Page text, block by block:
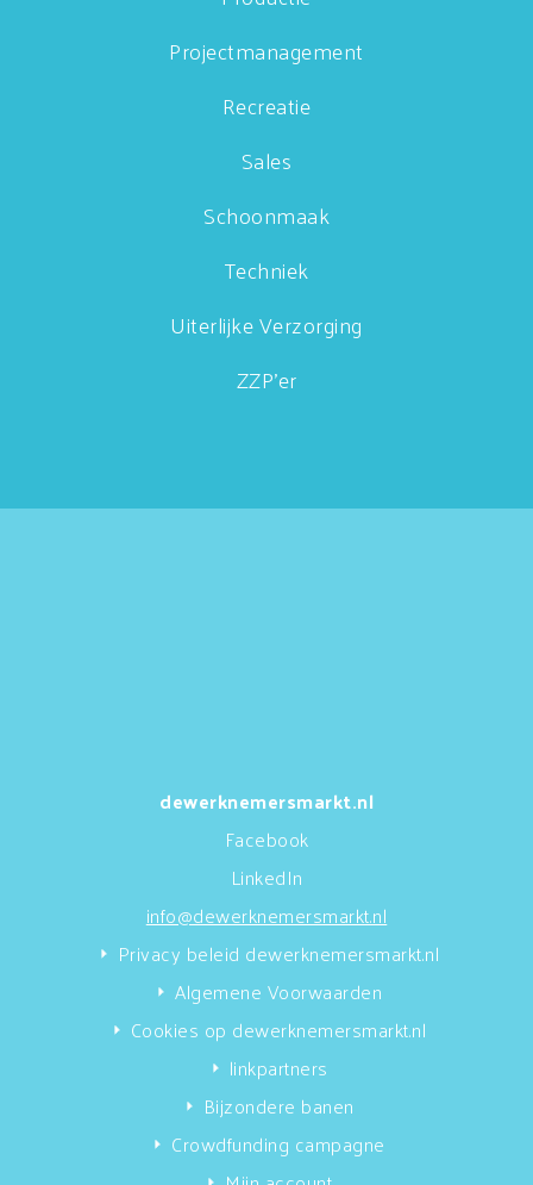
Projectmanagement
Recreatie
Sales
Schoonmaak
Techniek
Uiterlijke Verzorging
ZZP'er
dewerknemersmarkt.nl
Facebook
LinkedIn
info@dewerknemersmarkt.nl
Privacy beleid dewerknemersmarkt.nl
Algemene Voorwaarden
Cookies op dewerknemersmarkt.nl
linkpartners
Bijzondere banen
Crowdfunding campagne